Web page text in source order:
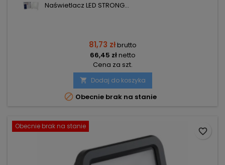
Naświetlacz LED STRONG...
81,73 złbrutto
66,45 złnetto
Cena za szt.
 Dodaj do koszyka
 Obecnie brak na stanie
Obecnie brak na stanie
favorite_border